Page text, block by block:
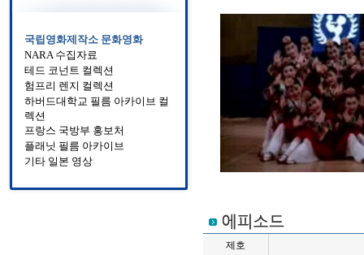
국립영화제작소 문화영화
NARA 수집자료
테드 코넌트 컬렉션
험프리 렌지 컬렉션
하버드대학교 필름 아카이브 컬
렉션
프랑스 국방부 홍보처
플래닛 필름 아카이브
기타 일본 영상
제호